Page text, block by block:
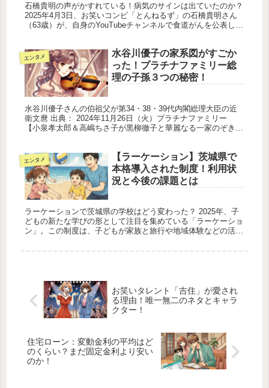
石橋貴明の声がかすれている！病気のサインは出ていたのか？
2025年4月3日、お笑いコンビ「とんねるず」の石橋貴明さん
（63歳）が、自身のYouTubeチャンネルで食道がんを公表し、
エンタメ
水谷川優子の家系図がすごか
った！プラチナファミリー総
理の子孫３つの秘密！
水谷川優子さんの伯祖父が第34・38・39代内閣総理大臣の近
衛文麿 出典： 2024年11月26日（火）プラチナファミリー
【小泉孝太郎＆高嶋ちさ子が黒柳徹子と華麗なる一家のぞき
エンタメ
【ラーケーション】茨城県で
本格導入された制度！利用状
況と今後の課題とは
ラーケーションで茨城県の学校はどう変わった？ 2025年、子
どもの新たな学びの形として注目を集めている「ラーケーショ
ン」。この制度は、子どもが家族と旅行や地域体験などの活動
お笑いタレント「吉住」が愛され
る理由！唯一無二のネタとキャラ
クター！
住宅ローン：変動金利の平均はど
のくらい？まだ固定金利より安い
のか！